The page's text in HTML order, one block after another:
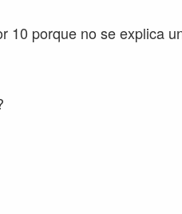
10 porque no se explica